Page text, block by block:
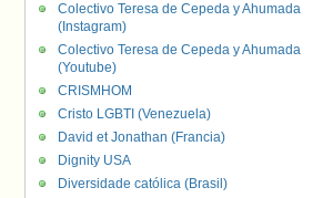
Colectivo Teresa de Cepeda y Ahumada
(Instagram)
Colectivo Teresa de Cepeda y Ahumada
(Youtube)
CRISMHOM
Cristo LGBTI (Venezuela)
David et Jonathan (Francia)
Dignity USA
Diversidade católica (Brasil)